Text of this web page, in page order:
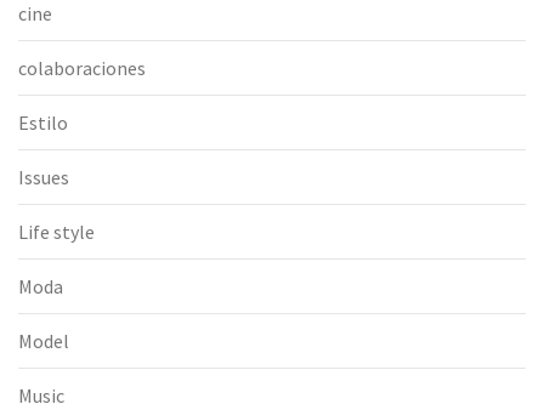
cine
colaboraciones
Estilo
Issues
Life style
Moda
Model
Music